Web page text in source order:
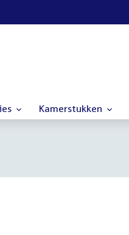
Kamerstukken